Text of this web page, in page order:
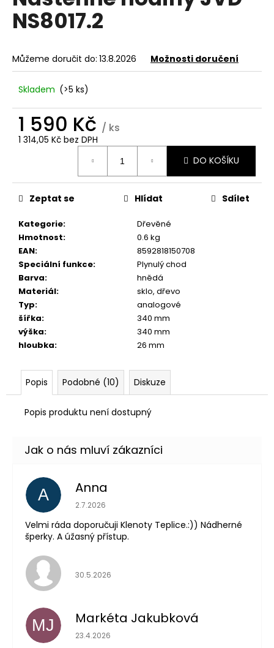
0,0
NS8017.2
Můžeme doručit do: 13.8.2026 Možnosti doručení
Skladem (>5 ks)
1 590 Kč / ks
1 314,05 Kč bez DPH
DO KOŠÍKU
Kategorie:
Dřevěné
Hmotnost:
0.6 kg
EAN:
8592818150708
Speciální funkce:
Plynulý chod
Barva:
hnědá
Materiál:
sklo, dřevo
Typ:
analogové
šířka:
340 mm
výška:
340 mm
hloubka: 26 mm
Zeptat se Hlídat Sdílet
Popis Podobné (10) Diskuze
Popis produktu není dostupný
A Anna
Hodnocení obchodu je 5 z 5 hvězdiček.
2.7.2026
Velmi ráda doporučuji Klenoty Teplice.:)) Nádherné
šperky. A úžasný přístup.
Hodnocení obchodu je 5 z 5 hvězdiček.
30.5.2026
MJ Markéta Jakubková
Hodnocení obchodu je 5 z 5 hvězdiček.
23.4.2026
a
j
t
D
p
o
u
č
u
e
m
e